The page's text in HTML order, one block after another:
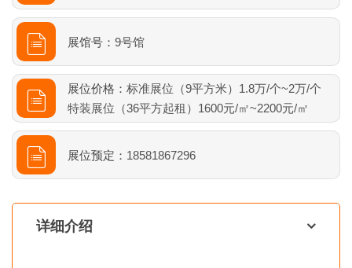
展馆号： 9号馆
展位价格： 标准展位（9平方米）1.8万/个~2万/个
特装展位（36平方起租）1600元/㎡~2200元/㎡
展位预定： 18581867296
详细介绍